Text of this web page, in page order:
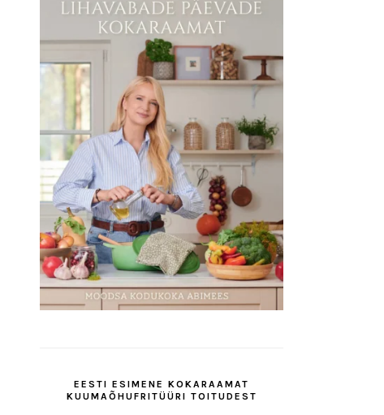
EESTI ESIMENE KOKARAAMAT
KUUMAÕHUFRITÜÜRI TOITUDEST